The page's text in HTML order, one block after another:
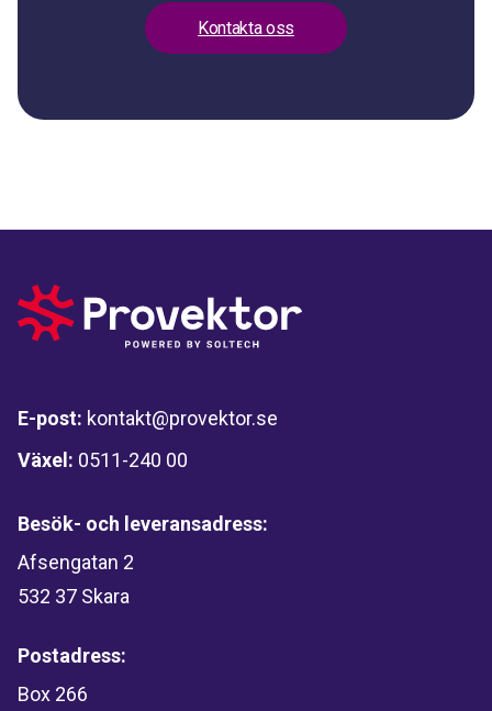
Kontakta oss
E-post: kontakt@provektor.se
Växel: 0511-240 00
Besök- och leveransadress:
Afsengatan 2
532 37 Skara
Postadress:
Box 266